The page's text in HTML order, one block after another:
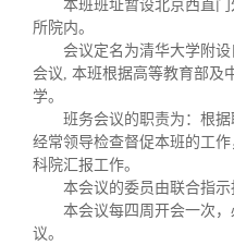
本班班址暂设北京西直
所院内。
会议定名为清华大学附
会议, 本班根据高等教育部及
学。
班务会议的职责为：根据
经常领导检查督促本班的工
科院汇报工作。
本会议的委员由联合指示
本会议每四周开会一次
议。